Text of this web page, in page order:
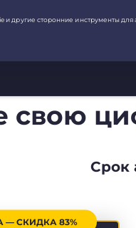
свою
Срок
СКИДКА 83%